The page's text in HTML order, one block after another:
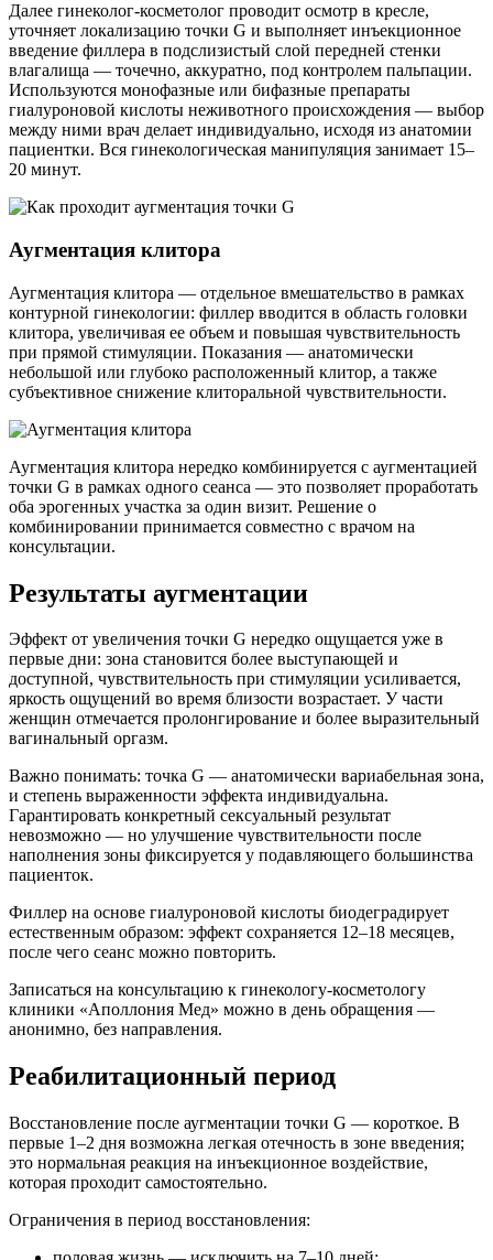
Далее гинеколог-косметолог проводит осмотр в кресле,
уточняет локализацию точки G и выполняет инъекционное
введение филлера в подслизистый слой передней стенки
влагалища — точечно, аккуратно, под контролем пальпации.
Используются монофазные или бифазные препараты
гиалуроновой кислоты неживотного происхождения — выбор
между ними врач делает индивидуально, исходя из анатомии
пациентки. Вся гинекологическая манипуляция занимает 15–
20 минут.
Аугментация клитора
Аугментация клитора — отдельное вмешательство в рамках
контурной гинекологии: филлер вводится в область головки
клитора, увеличивая ее объем и повышая чувствительность
при прямой стимуляции. Показания — анатомически
небольшой или глубоко расположенный клитор, а также
субъективное снижение клиторальной чувствительности.
Аугментация клитора нередко комбинируется с аугментацией
точки G в рамках одного сеанса — это позволяет проработать
оба эрогенных участка за один визит. Решение о
комбинировании принимается совместно с врачом на
консультации.
Результаты аугментации
Эффект от увеличения точки G нередко ощущается уже в
первые дни: зона становится более выступающей и
доступной, чувствительность при стимуляции усиливается,
яркость ощущений во время близости возрастает. У части
женщин отмечается пролонгирование и более выразительный
вагинальный оргазм.
Важно понимать: точка G — анатомически вариабельная зона,
и степень выраженности эффекта индивидуальна.
Гарантировать конкретный сексуальный результат
невозможно — но улучшение чувствительности после
наполнения зоны фиксируется у подавляющего большинства
пациенток.
Филлер на основе гиалуроновой кислоты биодеградирует
естественным образом: эффект сохраняется 12–18 месяцев,
после чего сеанс можно повторить.
Записаться на консультацию к гинекологу-косметологу
клиники «Аполлония Мед» можно в день обращения —
анонимно, без направления.
Реабилитационный период
Восстановление после аугментации точки G — короткое. В
первые 1–2 дня возможна легкая отечность в зоне введения;
это нормальная реакция на инъекционное воздействие,
которая проходит самостоятельно.
Ограничения в период восстановления: